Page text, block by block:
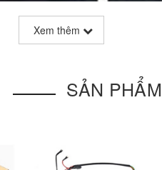
Xem thêm
SẢN